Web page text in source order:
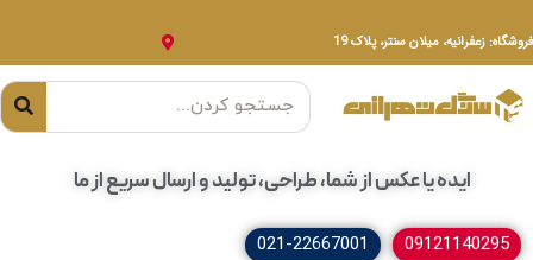
فروشگاه: زعفرانیه، میلان سنتر، پلاک 19
ایده یا عکس از شما، طراحی، تولید و ارسال سریع از ما
09121140295
021-22667001